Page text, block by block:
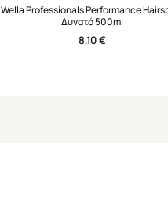
Wella Professionals Performance
Δυνατό 500ml
8,10€